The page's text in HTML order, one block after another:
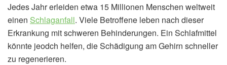
Jedes Jahr erleiden etwa 15 Millionen Menschen weltweit
einen Schlaganfall. Viele Betroffene leben nach dieser
Erkrankung mit schweren Behinderungen. Ein Schlafmittel
könnte jeodch helfen, die Schädigung am Gehirn schneller
zu regenerieren.